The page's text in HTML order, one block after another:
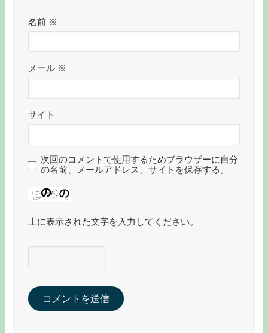
名前 ※
メール ※
サイト
次回のコメントで使用するためブラウザーに自分
の名前、メールアドレス、サイトを保存する。
上に表示された文字を入力してください。